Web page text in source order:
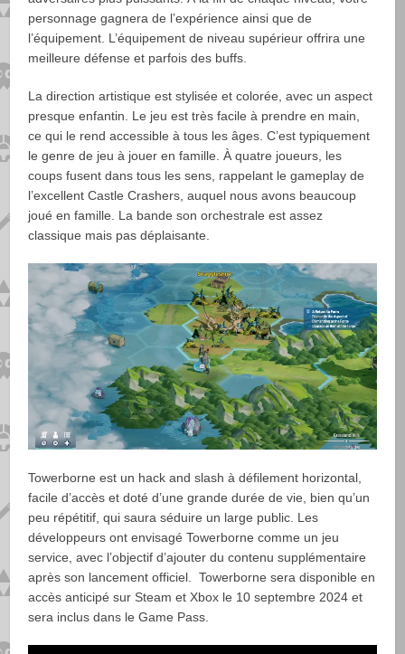
personnage gagnera de l’expérience ainsi que de
l’équipement. L’équipement de niveau supérieur offrira une
meilleure défense et parfois des buffs.
La direction artistique est stylisée et colorée, avec un aspect
presque enfantin. Le jeu est très facile à prendre en main,
ce qui le rend accessible à tous les âges. C’est typiquement
le genre de jeu à jouer en famille. À quatre joueurs, les
coups fusent dans tous les sens, rappelant le gameplay de
l’excellent Castle Crashers, auquel nous avons beaucoup
joué en famille. La bande son orchestrale est assez
classique mais pas déplaisante.
Towerborne est un hack and slash à défilement horizontal,
facile d’accès et doté d’une grande durée de vie, bien qu’un
peu répétitif, qui saura séduire un large public. Les
développeurs ont envisagé Towerborne comme un jeu
service, avec l’objectif d’ajouter du contenu supplémentaire
après son lancement officiel. Towerborne sera disponible en
accès anticipé sur Steam et Xbox le 10 septembre 2024 et
sera inclus dans le Game Pass.